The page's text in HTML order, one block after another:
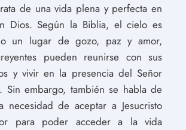
de una vida plena y perfecta en
Dios. Según la Biblia, el cielo es
un lugar de gozo, paz y amor,
pueden reunirse con sus
y vivir en la presencia del Señor
Sin embargo, también se habla de
de aceptar a Jesucristo
para poder acceder a la vida